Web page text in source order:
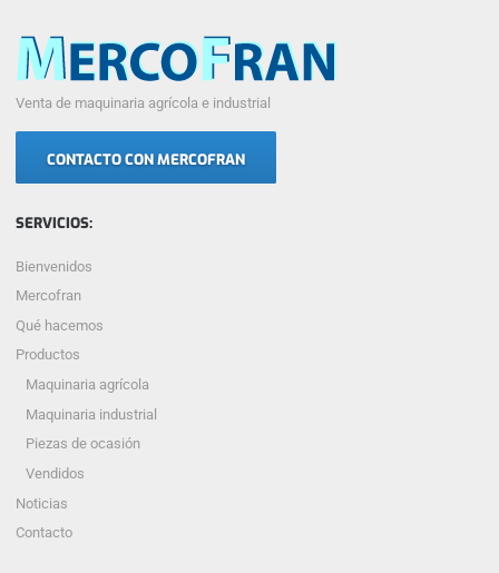
Venta de maquinaria agrícola e industrial
CONTACTO CON MERCOFRAN
SERVICIOS:
Bienvenidos
Mercofran
Qué hacemos
Productos
Maquinaria agrícola
Maquinaria industrial
Piezas de ocasión
Vendidos
Noticias
Contacto